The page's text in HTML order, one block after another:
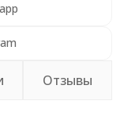
Отзывы